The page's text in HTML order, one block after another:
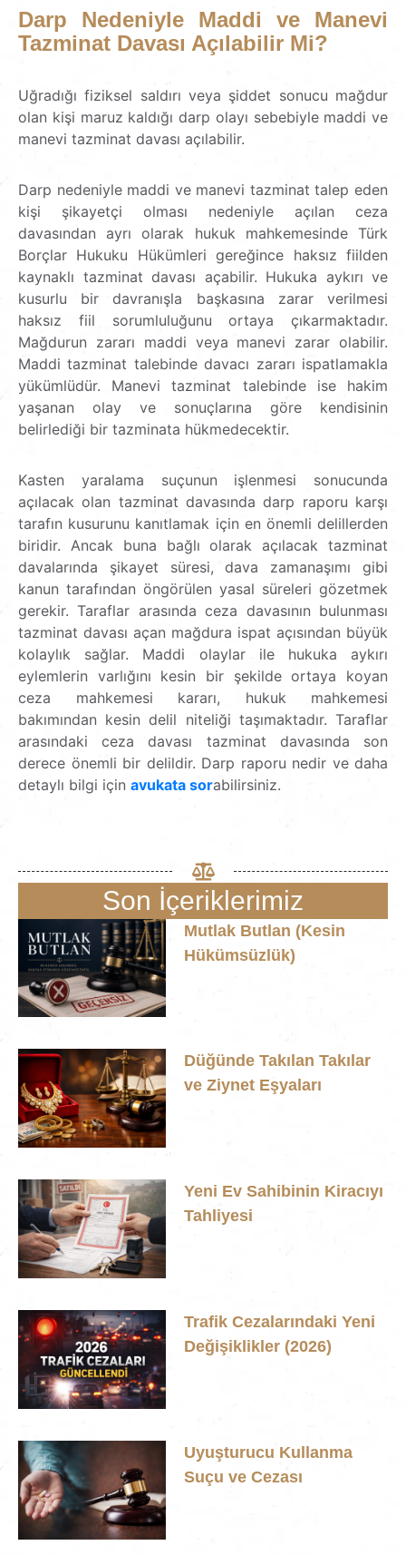
Darp Nedeniyle Maddi ve
Manevi
Tazminat Davası Açılabilir Mi?
Uğradığı fiziksel saldırı veya şiddet sonucu mağdur
olan kişi maruz kaldığı darp olayı sebebiylemaddi ve
manevi tazminat davası açılabilir.
Darp nedeniyle maddi ve manevi tazminat talep eden
kişi şikayetçi olması nedeniyle açılan ceza
davasından ayrı olarak hukuk mahkemesinde Türk
Borçlar Hukuku Hükümleri gereğince haksız fiilden
kaynaklı tazminat davası açabilir. Hukuka aykırı ve
kusurlu bir davranışla başkasına zarar verilmesi
haksız fiil sorumluluğunu ortaya çıkarmaktadır.
Mağdurun zararı maddi veya manevi zarar olabilir.
Maddi tazminat talebinde davacı zararı ispatlamakla
yükümlüdür. Manevi tazminat talebinde ise hakim
yaşanan olay ve sonuçlarına göre kendisinin
belirlediği bir tazminata hükmedecektir.
Kasten yaralama suçunun işlenmesi sonucunda
açılacak olan tazminat davasında darp raporu karşı
tarafın kusurunu kanıtlamak için en önemli delillerden
biridir. Ancak buna bağlı olarak açılacak tazminat
davalarında şikayet süresi, dava zamanaşımı gibi
kanun tarafından öngörülen yasal süreleri gözetmek
gerekir. Taraflar arasında ceza davasının bulunması
tazminat davası açan mağdura ispat açısından büyük
kolaylık sağlar. Maddi olaylar ile hukuka aykırı
eylemlerin varlığını kesin bir şekilde ortaya koyan
ceza mahkemesi kararı, hukuk mahkemesi
bakımından kesin delil niteliği taşımaktadır. Taraflar
arasındaki ceza davası tazminat davasında son
derece önemli bir delildir. Darp raporu nedir ve daha
detaylı bilgi için avukata sorabilirsiniz.
Son İçeriklerimiz
Mutlak Butlan (Kesin
Hükümsüzlük)
Düğünde Takılan Takılar
ve Ziynet Eşyaları
Yeni Ev Sahibinin Kiracıyı
Tahliyesi
Trafik Cezalarındaki Yeni
Değişiklikler (2026)
Uyuşturucu Kullanma
Suçu ve Cezası